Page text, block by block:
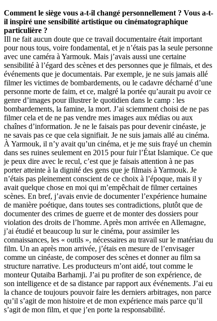
Comment le siège vous a-t-il changé personnellement ? Vous a-t-
il inspiré une sensibilité artistique ou cinématographique
particulière ?
IIl ne fait aucun doute que ce travail documentaire était important
pour nous tous, voire fondamental, et je n’étais pas la seule personne
avec une caméra à Yarmouk. Mais j’avais aussi une certaine
sensibilité à l’égard des scènes et des personnes que je filmais, et des
événements que je documentais. Par exemple, je ne suis jamais allé
filmer les victimes de bombardements, ou le cadavre décharné d’une
personne morte de faim, et ce, malgré la portée qu’aurait pu avoir ce
genre d’images pour illustrer le quotidien dans le camp : les
bombardements, la famine, la mort. J’ai sciemment choisi de ne pas
filmer cela et de ne pas vendre mes images aux médias ou aux
chaînes d’information. Je ne le faisais pas pour devenir cinéaste, je
ne savais pas ce que cela signifiait. Je ne suis jamais allé au cinéma.
À Yarmouk, il n’y avait qu’un cinéma, et je me suis frayé un chemin
dans ses ruines seulement en 2015 pour fuir l’État Islamique. Ce que
je peux dire avec le recul, c’est que je faisais attention à ne pas
porter atteinte à la dignité des gens que je filmais à Yarmouk. Je
n’étais pas pleinement conscient de ce choix à l’époque, mais il y
avait quelque chose en moi qui m’empêchait de filmer certaines
scènes. En bref, j’avais envie de documenter l’expérience humaine
de manière poétique, dans toutes ses contradictions, plutôt que de
documenter des crimes de guerre et de monter des dossiers pour
violation des droits de l’homme. Après mon arrivée en Allemagne,
j’ai étudié et beaucoup lu sur le cinéma, pour assimiler les
connaissances, les « outils », nécessaires au travail sur le matériau du
film. Un an après mon arrivée, j’étais en mesure de l’envisager
comme un cinéaste, de composer des scènes et donner au film sa
structure narrative. Les producteurs m’ont aidé, tout comme le
monteur Qutaiba Barhamji. J’ai pu profiter de son expérience, de
son intelligence et de sa distance par rapport aux événements. J’ai eu
la chance de toujours pouvoir faire les derniers arbitrages, non parce
qu’il s’agit de mon histoire et de mon expérience mais parce qu’il
s’agit de mon film, et que j’en porte la responsabilité.